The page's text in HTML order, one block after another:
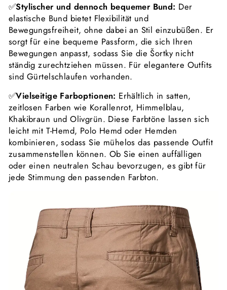
✅Stylischer und dennoch bequemer Bund: Der
elastische Bund bietet Flexibilität und
Bewegungsfreiheit, ohne dabei an Stil einzubüßen. Er
sorgt für eine bequeme Passform, die sich Ihren
Bewegungen anpasst, sodass Sie die Šortky nicht
ständig zurechtziehen müssen. Für elegantere Outfits
sind Gürtelschlaufen vorhanden.
✅Vielseitige Farboptionen: Erhältlich in satten,
zeitlosen Farben wie Korallenrot, Himmelblau,
Khakibraun und Olivgrün. Diese Farbtöne lassen sich
leicht mit T-Hemd, Polo Hemd oder Hemden
kombinieren, sodass Sie mühelos das passende Outfit
zusammenstellen können. Ob Sie einen auffälligen
oder einen neutralen Schau bevorzugen, es gibt für
jede Stimmung den passenden Farbton.